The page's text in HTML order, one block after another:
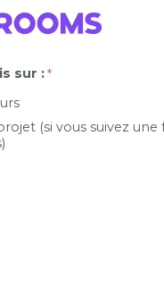
sur :
(si vous suivez